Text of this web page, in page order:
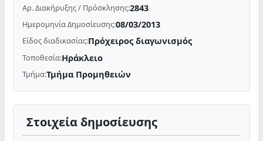
Αρ. Διακήρυξης / Πρόσκλησης:2843
Ημερομηνία Δημοσίευσης:08/03/2013
Είδος διαδικασίας:Πρόχειρος διαγωνισμός
Τοποθεσία:Ηράκλειο
Τμήμα:Τμήμα Προμηθειών
Στοιχεία δημοσίευσης